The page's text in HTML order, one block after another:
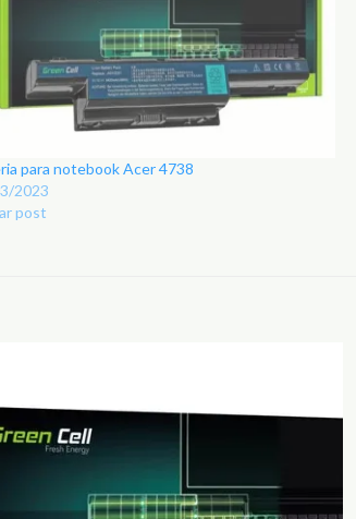
para notebook Acer 4738
2023
post